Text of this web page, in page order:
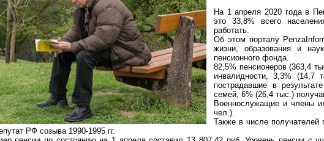
На 1 апреля 2020 года в
это 33,8% всего
работать.
Об этом порталу
жизни, образования и
пенсионного фонда.
82,5% пенсионеров (363,4
инвалидности, 3,3%
пострадавшие в
семей, 6% (26,4 тыс.)
Военнослужащие и члены
чел.).
Также в числе получателей
РФ созыва 1990-1995 гг.